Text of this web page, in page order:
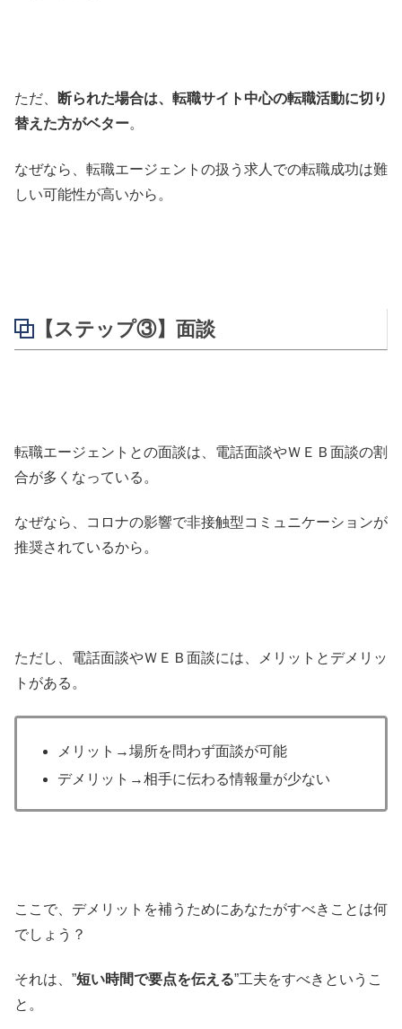
ただ、
断られた場合は、転職サイト中心の転職活動に切り
替えた方がベター。
なぜなら、転職エージェントの扱う求人での転職成功は難
しい可能性が高いから。
【ステップ③】面談
転職エージェントとの面談は、電話面談やＷＥＢ面談の割
合が多くなっている。
なぜなら、コロナの影響で非接触型コミュニケーションが
推奨されているから。
ただし、電話面談やＷＥＢ面談には、メリットとデメリッ
トがある。
メリット→場所を問わず面談が可能
デメリット→相手に伝わる情報量が少ない
ここで、デメリットを補うためにあなたがすべきことは何
でしょう？
それは、”短い時間で要点を伝える”工夫をすべきというこ
と。